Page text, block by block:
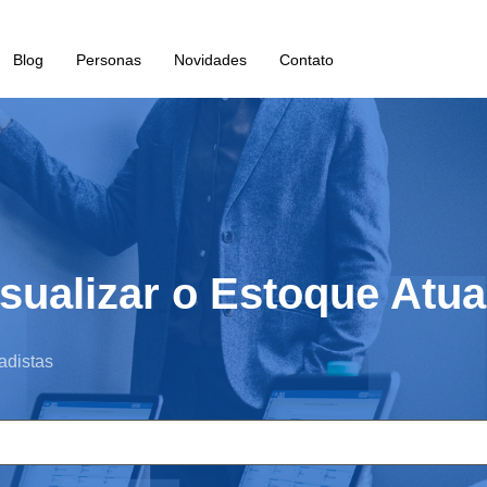
Blog Personas Novidades Contato
o Estoque